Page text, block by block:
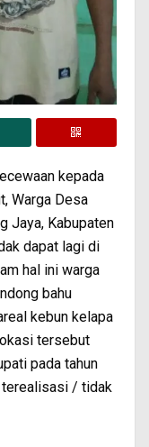
kepada
Warga Desa
Jaya, Kabupaten
dapat lagi di
hal ini warga
bahu
kebun kelapa
tersebut
pada tahun
terealisasi / tidak